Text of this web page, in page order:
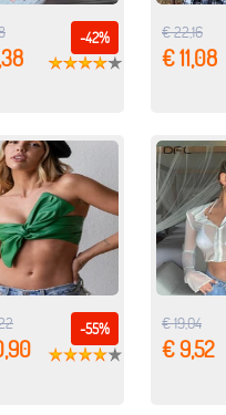
-42% € 22,16
€ 11,08
-55% € 19,04
€ 9,52